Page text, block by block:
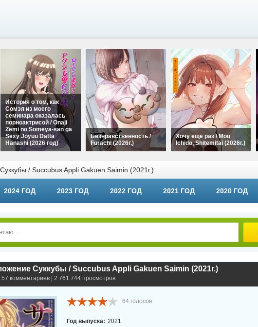
История о том, как
Сомэя из моего
семинара оказалась
порноактрисой / Onaji
Zemi no Someya-san ga
Sexy Joyuu Datta
Hanashi (2026 год)
Безнравственность /
Furachi (2026г.)
Хочу ещё раз / Mou
Ichido, Shitemitai (2026г.)
/ Succubus Appli Gakuen Saimin (2021г.)
2024 ГОД 2023 ГОД 2022 ГОД 2021 ГОД 2020 ГОД
Суккубы / Succubus Appli Gakuen Saimin (2021г.)
| 57 комментариев | 2 761 744 просмотров
64 голосов
Год выпуска: 2021